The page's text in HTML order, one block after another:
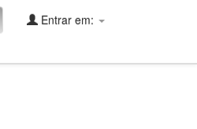
Entrar em: